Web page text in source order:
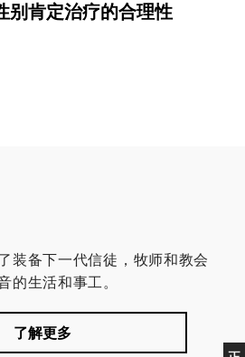
别肯定治疗的合理性
装备下一代信徒，牧师和教会
的生活和事工。
了解更多